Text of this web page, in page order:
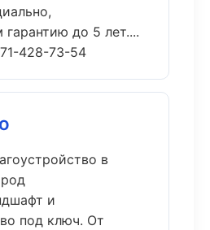
гарантию до 5 лет....
428-73-54
в
и
под ключ. От